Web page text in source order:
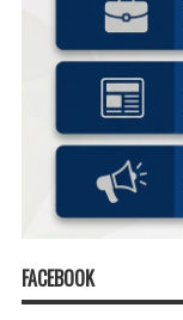
FACEBOOK